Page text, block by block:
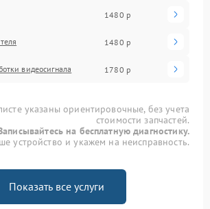
1480 р
1480 р
видеосигнала 1780 р
указаны ориентировочные, без учета
стоимости запчастей.
на бесплатную диагностику.
устройство и укажем на неисправность.
Показать все услуги